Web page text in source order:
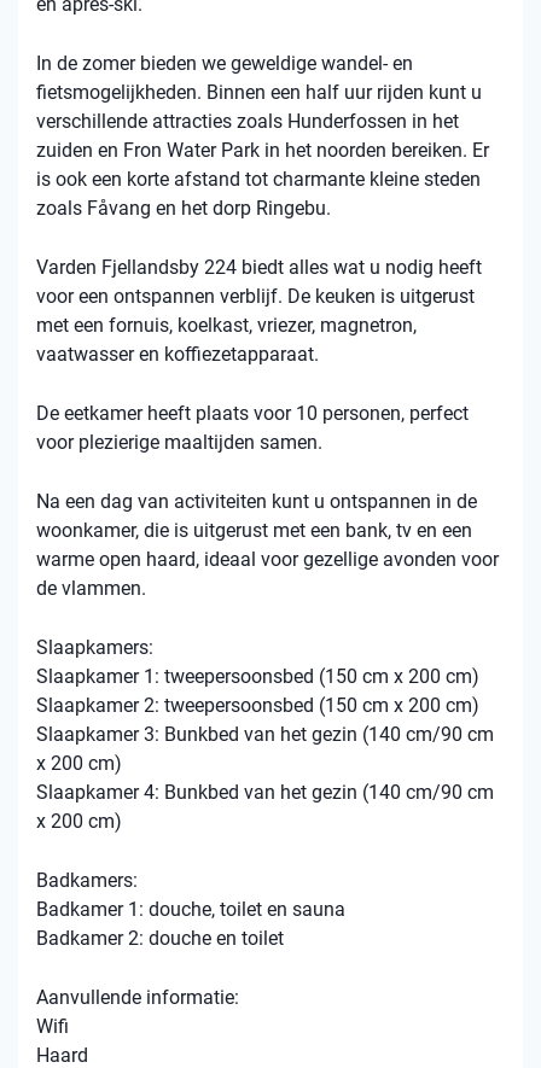
In de zomer bieden we geweldige wandel- en
fietsmogelijkheden. Binnen een half uur rijden kunt u
verschillende attracties zoals Hunderfossen in het
zuiden en Fron Water Park in het noorden bereiken. Er
is ook een korte afstand tot charmante kleine steden
zoals Fåvang en het dorp Ringebu.
Varden Fjellandsby 224 biedt alles wat u nodig heeft
voor een ontspannen verblijf. De keuken is uitgerust
met een fornuis, koelkast, vriezer, magnetron,
vaatwasser en koffiezetapparaat.
De eetkamer heeft plaats voor 10 personen, perfect
voor plezierige maaltijden samen.
Na een dag van activiteiten kunt u ontspannen in de
woonkamer, die is uitgerust met een bank, tv en een
warme open haard, ideaal voor gezellige avonden voor
de vlammen.
Slaapkamers:
Slaapkamer 1: tweepersoonsbed (150 cm x 200 cm)
Slaapkamer 2: tweepersoonsbed (150 cm x 200 cm)
Slaapkamer 3: Bunkbed van het gezin (140 cm/90 cm
x 200 cm)
Slaapkamer 4: Bunkbed van het gezin (140 cm/90 cm
x 200 cm)
Badkamers:
Badkamer 1: douche, toilet en sauna
Badkamer 2: douche en toilet
Aanvullende informatie:
Wifi
Haard